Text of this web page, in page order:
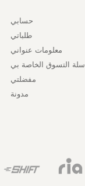
حسابي
طلباتي
معلومات عنواني
سلة التسوق الخاصة بي
مفضلتي
مدونة